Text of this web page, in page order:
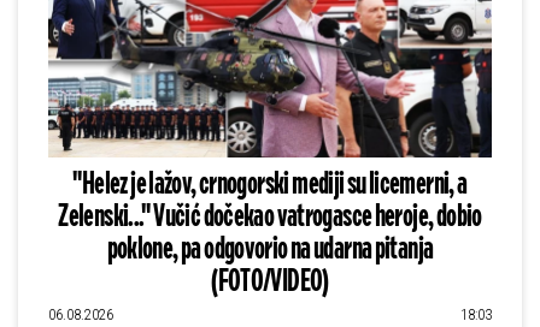
"Helez je lažov, crnogorski mediji su licemerni, a
Zelenski..." Vučić dočekao vatrogasce heroje, dobio
poklone, pa odgovorio na udarna pitanja
(FOTO/VIDEO)
06.08.2026 18:03